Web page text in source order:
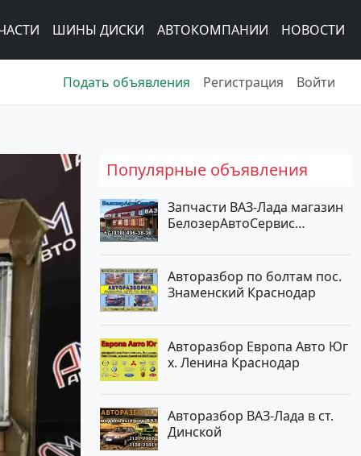
ШИНЫ ДИСКИ АВТОКОМПАНИИ НОВОСТИ
Подать объявления Регистрация Войти
Популярные объявления
Запчасти ВАЗ-Лада магазин
БелозерАвтоСервис
Авторазбор по болтам пос.
Знаменский Краснодар
Авторазбор Европа Авто Юг
х. Ленина Краснодар
Авторазбор ВАЗ-Лада в ст.
Динской